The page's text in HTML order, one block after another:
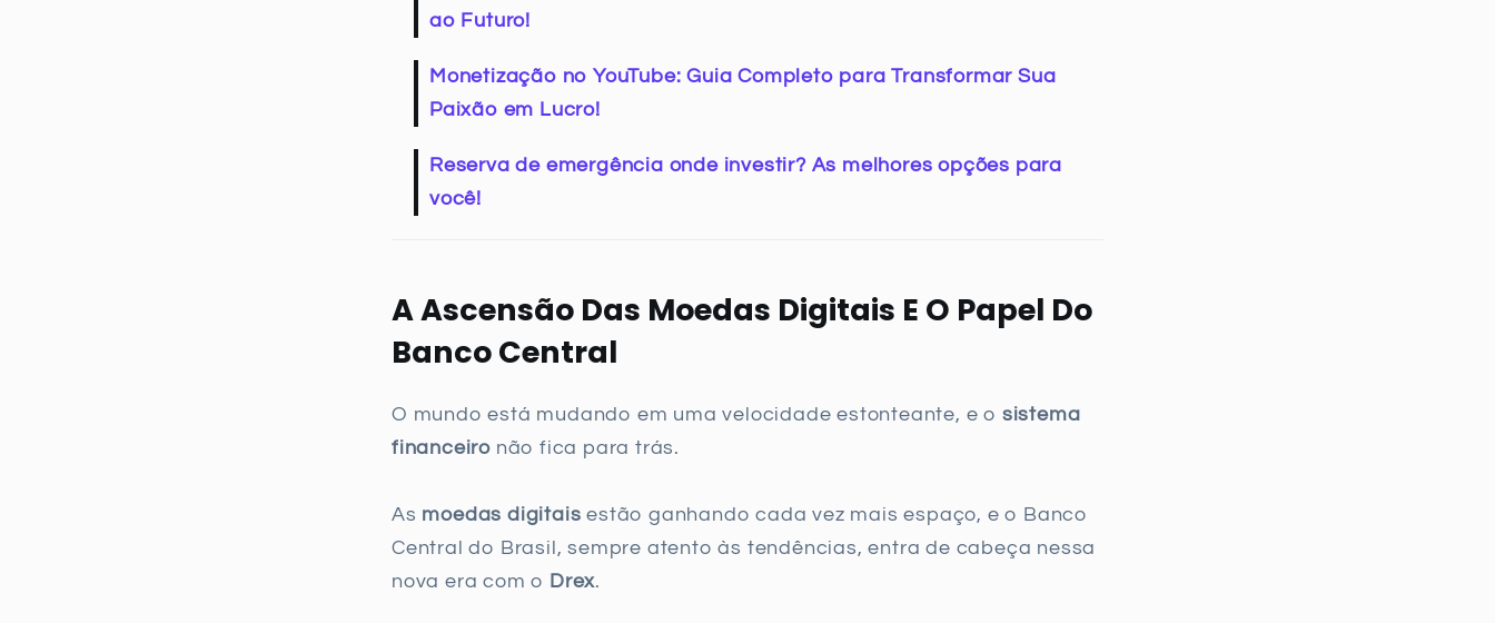
ao Futuro!
Monetização no YouTube: Guia Completo para Transformar Sua
Paixão em Lucro!
Reserva de emergência onde investir? As melhores opções para
você!
A Ascensão Das Moedas Digitais E O Papel Do
Banco Central
O mundo está mudando em uma velocidade estonteante, e o sistema
financeiro não fica para trás.
As moedas digitais estão ganhando cada vez mais espaço, e o Banco
Central do Brasil, sempre atento às tendências, entra de cabeça nessa
nova era com o Drex.